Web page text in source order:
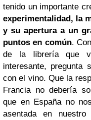
tenido un importante
experimentalidad, la
y su apertura a un
puntos en común.
de la librería que
interesante, pregunta
con el vino. Que la
Francia no debería
que en España no
asentada en